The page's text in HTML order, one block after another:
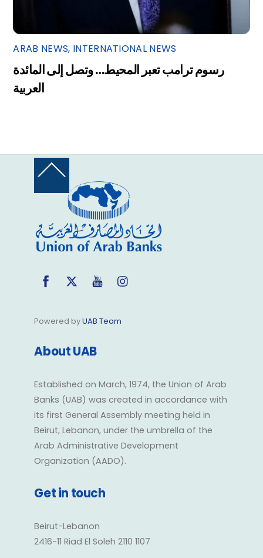
ARAB NEWS, INTERNATIONAL NEWS
رسوم ترامب تعبر المحيط… وتصل إلى المائدة
العربية
Back
Top
Facebook
Twitter YouTube
Powered byUAB Team
About UAB
Established on March, 1974, the Union of Arab
Banks (UAB) was created in accordance with
its first General Assembly meeting held in
Beirut, Lebanon, under the umbrella of the
Arab Administrative Development
Organization (AADO).
Get in touch
Beirut-Lebanon
2416-11 Riad El Soleh 2110 1107